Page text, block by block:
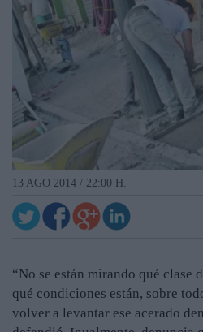
13 AGO 2014 / 22:00 H.
“No se están mirando qué clase
qué condiciones están, sobre
volver a levantar ese acerado